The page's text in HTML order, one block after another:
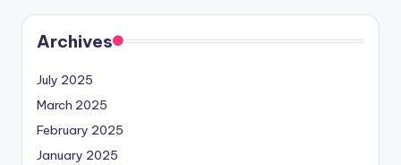
Archives
July 2025
March 2025
February 2025
January 2025